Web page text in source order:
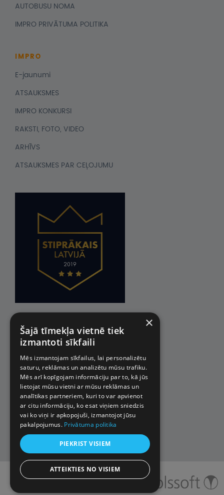
AUTOBUSU NOMA
IMPRO PRIVĀTUMA POLITIKA
IMPRO
E-jaunumi
ATSAUKSMES
IMPRO KONKURSI
RAKSTI, FOTO, VIDEO
ARHĪVS
ATSAUKSMES PAR CEĻOJUMU
© 2026 Impro ceļojumi. Visas
tiesības aizsargātas.
×
Šajā tīmekļa vietnē tiek
izmantoti sīkfaili
Mēs izmantojam sīkfailus, lai personalizētu
saturu, reklāmas un analizētu mūsu trafiku.
Mēs arī kopīgojam informāciju par to, kā jūs
lietojat mūsu vietni ar mūsu reklāmas un
analītikas partneriem, kuri to var apvienot
ar citu informāciju, ko esat viņiem sniedzis
vai ko viņi ir apkopojuši, izmantojot jūsu
pakalpojumus. Privātuma politika
PIEKRIST VISIEM
ATTEIKTIES NO VISIEM